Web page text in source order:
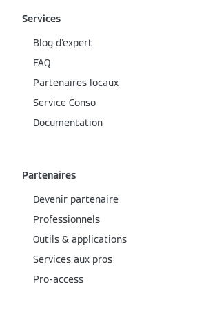
Services
Blog d'expert
FAQ
Partenaires locaux
Service Conso
Documentation
Partenaires
Devenir partenaire
Professionnels
Outils & applications
Services aux pros
Pro-access